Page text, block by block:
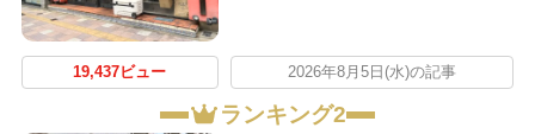
19,437ビュー 2026年8月5日(水)の記事
ランキング2